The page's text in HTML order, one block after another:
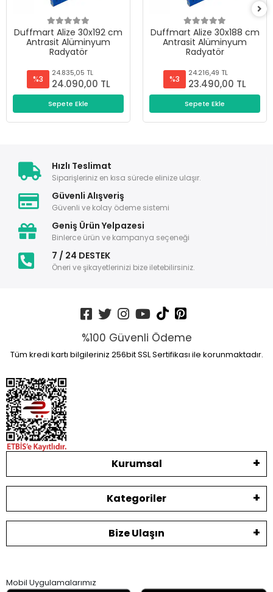
Duffmart Alize 30x192 cm
Antrasit Alüminyum
Radyatör
%3
24.835,05 TL
24.090,00 TL
Sepete Ekle
Duffmart Alize 30x188 cm
Antrasit Alüminyum
Radyatör
%3
24.216,49 TL
23.490,00 TL
Sepete Ekle
Hızlı Teslimat
Siparişleriniz en kısa sürede elinize ulaşır.
Güvenli Alışveriş
Güvenli ve kolay ödeme sistemi
Geniş Ürün Yelpazesi
Binlerce ürün ve kampanya seçeneği
7 / 24 DESTEK
Öneri ve şikayetlerinizi bize iletebilirsiniz.
%100 Güvenli Ödeme
Tüm kredi kartı bilgileriniz 256bit SSL Sertifikası ile korunmaktadır.
Kurumsal
Kategoriler
Bize Ulaşın
Mobil Uygulamalarımız